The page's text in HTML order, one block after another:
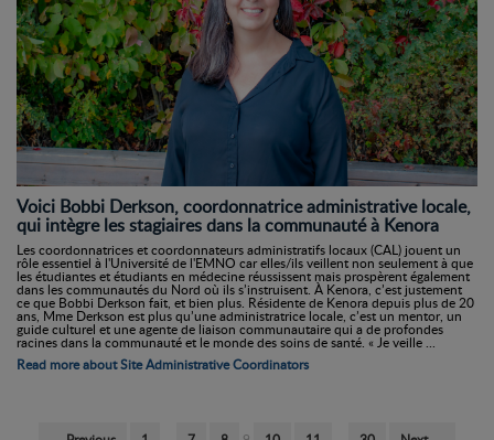
Voici Bobbi Derkson, coordonnatrice administrative locale,
qui intègre les stagiaires dans la communauté à Kenora
Les coordonnatrices et coordonnateurs administratifs locaux (CAL) jouent un
rôle essentiel à l'Université de l'EMNO car elles/ils veillent non seulement à que
les étudiantes et étudiants en médecine réussissent mais prospèrent également
dans les communautés du Nord où ils s’instruisent. À Kenora, c’est justement
ce que Bobbi Derkson fait, et bien plus. Résidente de Kenora depuis plus de 20
ans, Mme Derkson est plus qu’une administratrice locale, c’est un mentor, un
guide culturel et une agente de liaison communautaire qui a de profondes
racines dans la communauté et le monde des soins de santé. « Je veille ...
Read more about Site Administrative Coordinators